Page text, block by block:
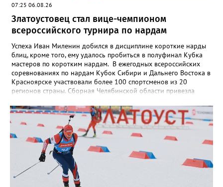
07:25 06.08.26
Златоустовец стал вице-чемпионом
всероссийского турнира по нардам
Успеха Иван Миленин добился в дисциплине короткие нарды
блиц, кроме того, ему удалось пробиться в полуфинал Кубка
мастеров по коротким нардам. В ежегодных всероссийских
соревнованиях по нардам Кубок Сибири и Дальнего Востока в
Красноярске участвовали более 100 спортсменов из 20
регионов страны. Сборная Челябинской области привезла
земляк, это три золота Ксении Нагаевой и Екатерины
Дроздовой из Челябинска, бронза представительницы Миасса
Ирины Зобковой и челябинца Сергея Лютова. Ещё одну
бронзу в общую копилку положила чемпионка турнира
Екатерина Дроздова.